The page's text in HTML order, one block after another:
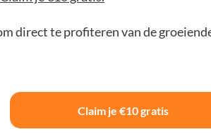
direct te profiteren van de
Claim je €10 gratis